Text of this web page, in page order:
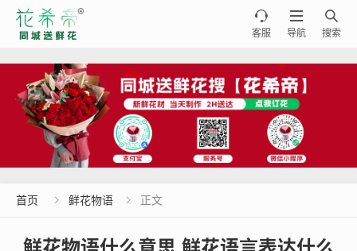

搜索

导航

客服
首页  鲜花物语  正文